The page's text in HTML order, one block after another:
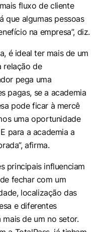
fluxo de cliente
que algumas pessoas
na empresa”, diz.
é ideal ter mais de um
relação de
pega uma
pagas, se a academia
pode ficar à mercê
uma oportunidade
para a academia a
afirma.
principais influenciam
fechar com um
localização das
e diferentes
mais de um no setor.